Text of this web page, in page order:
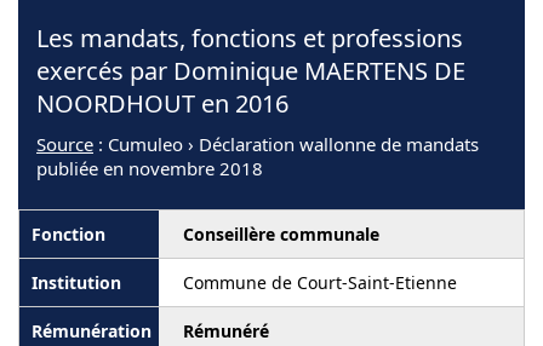
Les mandats, fonctions et professions
exercés par Dominique MAERTENS DE
NOORDHOUT en 2016
Source : Cumuleo › Déclaration wallonne de mandats
publiée en novembre 2018
Conseillère communale
Commune de Court-Saint-Etienne
Rémunéré